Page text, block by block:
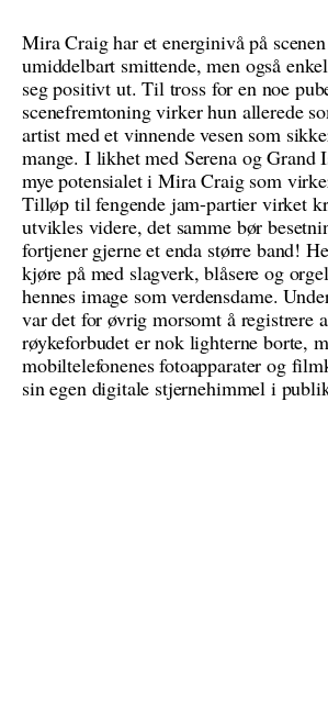
Mira Craig har et energinivå på
umiddelbart smittende, men også
seg positivt ut. Til tross for en noe
scenefremtoning virker hun allerede
artist med et vinnende vesen som
mange. I likhet med Serena og Grand
mye potensialet i Mira Craig som
Tilløp til fengende jam-partier virket
utvikles videre, det samme bør
fortjener gjerne et enda større band!
kjøre på med slagverk, blåsere og
hennes image som verdensdame.
var det for øvrig morsomt å registrere
røykeforbudet er nok lighterne borte,
mobiltelefonenes fotoapparater og
sin egen digitale stjernehimmel i